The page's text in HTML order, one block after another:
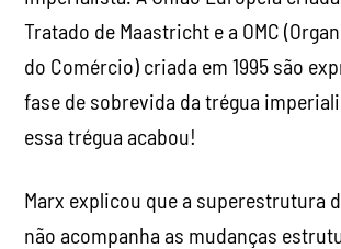
Tratado de Maastricht e a OMC
do Comércio) criada em 1995 são
fase de sobrevida da trégua
essa trégua acabou!
Marx explicou que a superestrutura
não acompanha as mudanças